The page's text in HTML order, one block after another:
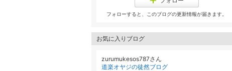
フォローすると、このブログの更新情報が届きます。
お気に入りブログ
zurumukesos787さん
道楽オヤジの徒然ブログ